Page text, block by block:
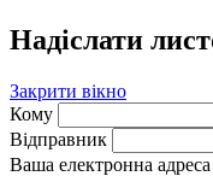
Надіслати
Закрити вікно
Кому
Відправник
Ваша електронна адреса